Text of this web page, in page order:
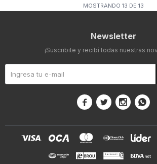
MOSTRANDO 13 DE 13
Newsletter
¡Suscribite y recibí todas nuestras
   